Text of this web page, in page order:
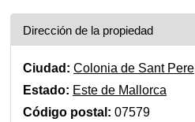
Dirección de la propiedad
Ciudad: Colonia de Sant Pere
Estado: Este de Mallorca
Código postal: 07579